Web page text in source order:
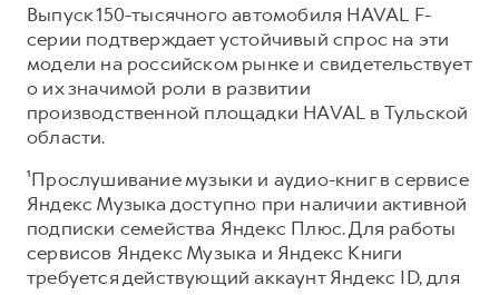
Выпуск 150-тысячного автомобиля HAVAL F-
серии подтверждает устойчивый спрос на эти
модели на российском рынке и свидетельствует
о их значимой роли в развитии
производственной площадки HAVAL в Тульской
области.
¹Прослушивание музыки и аудио-книг в сервисе
Яндекс Музыка доступно при наличии активной
подписки семейства Яндекс Плюс. Для работы
сервисов Яндекс Музыка и Яндекс Книги
требуется действующий аккаунт Яндекс ID, для